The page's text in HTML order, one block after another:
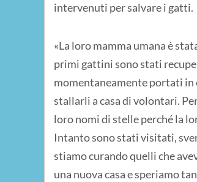
intervenuti per salvare i gatti.
«La loro mamma umana è
primi gattini sono stati
momentaneamente portati in
stallarli a casa di volontari.
loro nomi di stelle perché la
Intanto sono stati visitati,
stiamo curando quelli che
una nuova casa e speriamo